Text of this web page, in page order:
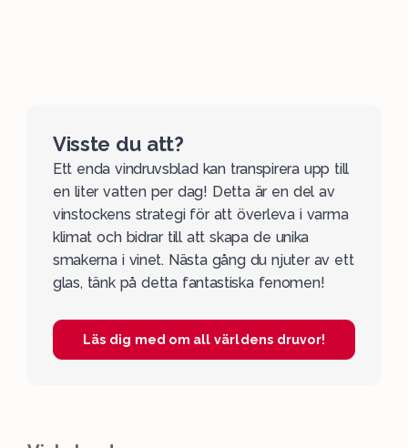
Visste du att?
Ett enda vindruvsblad kan transpirera upp till
en liter vatten per dag! Detta är en del av
vinstockens strategi för att överleva i varma
klimat och bidrar till att skapa de unika
smakerna i vinet. Nästa gång du njuter av ett
glas, tänk på detta fantastiska fenomen!
Läs dig med om all världens druvor!